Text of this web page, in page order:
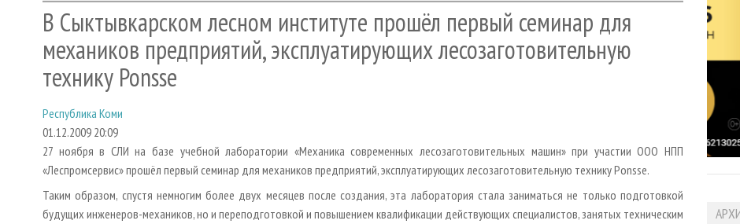
В Сыктывкарском лесном институте прошёл первый семинар для
механиков предприятий, эксплуатирующих лесозаготовительную
технику Ponsse
Республика Коми
01.12.2009 20:09
27 ноября в СЛИ на базе учебной лаборатории «Механика современных лесозаготовительных машин» при участии ООО НПП
«Леспромсервис» прошёл первый семинар для механиков предприятий, эксплуатирующих лесозаготовительную технику Ponsse.
Таким образом, спустя немногим более двух месяцев после создания, эта лаборатория стала заниматься не только подготовкой
будущих инженеров-механиков, но и переподготовкой и повышением квалификации действующих специалистов, занятых техническим